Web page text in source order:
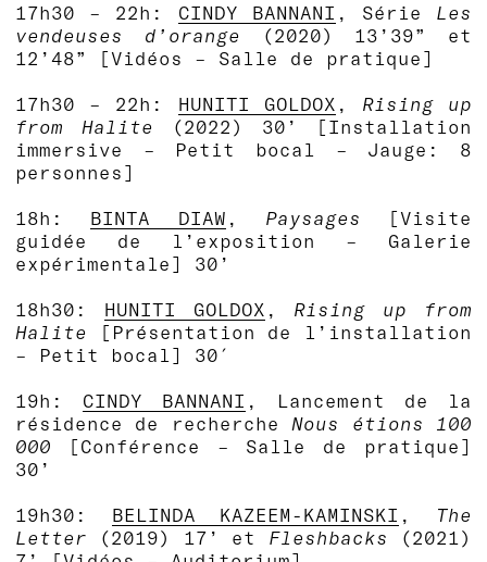
17h30 – 22h: CINDY BANNANI , Série Les
vendeuses d’orange (2020) 13’39” et
12’48”
[Vidéos – Salle de pratique]
17h30 – 22h: HUNITI GOLDOX , Rising up
from Halite (2022)
30’ [Installation
immersive – Petit bocal – Jauge: 8
personnes]
18h: BINTA DIAW , Paysages
[Visite
guidée de l’exposition – Galerie
expérimentale] 30’
18h30: HUNITI GOLDOX , Rising up from
Halite [Présentation de l’installation
– Petit bocal] 30′
19h: CINDY BANNANI , Lancement de la
résidence de recherche Nous étions 100
000
[Conférence – Salle de pratique]
30’
19h30: BELINDA KAZEEM-KAMINSKI , The
Letter (2019) 17’ et Fleshbacks
(2021)